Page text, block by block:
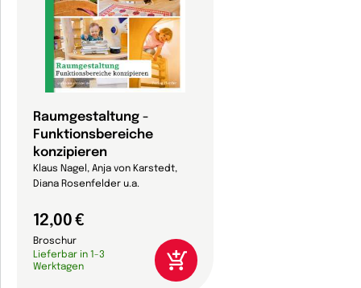
Raumgestaltung -
Funktionsbereiche
konzipieren
Klaus Nagel, Anja von Karstedt,
Diana Rosenfelder u.a.
12,00 €
Broschur
Lieferbar in 1-3
Werktagen